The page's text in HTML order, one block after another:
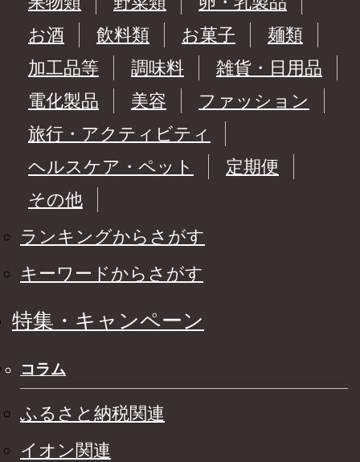
お酒
飲料類 お菓子
麺類
加工品等
調味料
雑貨・日用品
電化製品
美容
ファッション
旅行・アクティビティ
ヘルスケア・ペット
定期便
その他
ランキングからさがす
キーワードからさがす
特集・キャンペーン
コラム
ふるさと納税関連
イオン関連